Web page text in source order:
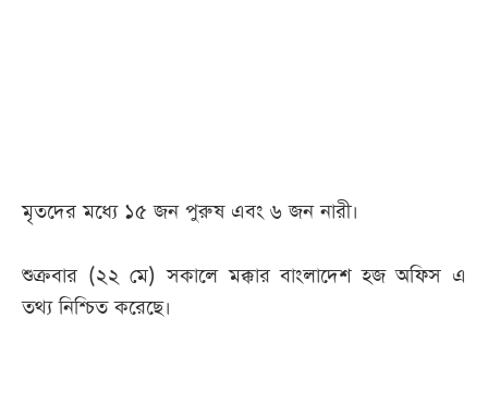
মৃতদের মধ্যে ১৫ জন পুরুষ এবং ৬ জন নারী।
শুক্রবার (২২ মে) সকালে মক্কার বাংলাদেশ হজ অফিস এ
তথ্য নিশ্চিত করেছে।